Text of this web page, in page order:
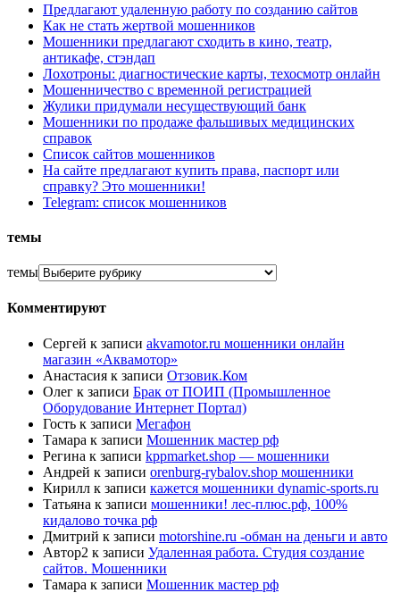
Предлагают удаленную работу по созданию сайтов
Как не стать жертвой мошенников
Мошенники предлагают сходить в кино, театр,
антикафе, стэндап
Лохотроны: диагностические карты, техосмотр онлайн
Мошенничество с временной регистрацией
Жулики придумали несуществующий банк
Мошенники по продаже фальшивых медицинских
справок
Список сайтов мошенников
На сайте предлагают купить права, паспорт или
справку? Это мошенники!
Telegram: список мошенников
темы
темы
Комментируют
Сергей к записи akvamotor.ru мошенники онлайн
магазин «Аквамотор»
Анастасия к записи Отзовик.Ком
Олег к записи Брак от ПОИП (Промышленное
Оборудование Интернет Портал)
Гость к записи Мегафон
Тамара к записи Мошенник мастер рф
Регина к записи kppmarket.shop — мошенники
Андрей к записи orenburg-rybalov.shop мошенники
Кирилл к записи кажется мошенники dynamic-sports.ru
Татьяна к записи мошенники! лес-плюс.рф, 100%
кидалово точка рф
Дмитрий к записи motorshine.ru -обман на деньги и авто
Автор2 к записи Удаленная работа. Студия создание
сайтов. Мошенники
Тамара к записи Мошенник мастер рф